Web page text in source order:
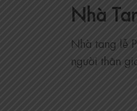
Nhà
Nhà tang lễ
người thân